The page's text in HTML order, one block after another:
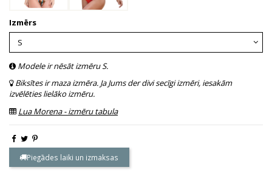
Izmērs
Modele ir nēsāt izmēru S.
Biksītes ir maza izmēra. Ja Jums der divi secīgi izmēri, iesakām
izvēlēties lielāko izmēru.
Lua Morena - izmēru tabula
Piegādes laiki un izmaksas